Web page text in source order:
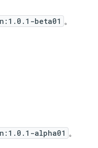
beta01 。
alpha01 。